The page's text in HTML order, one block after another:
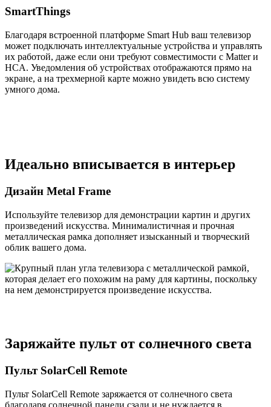
SmartThings
Благодаря встроенной платформе Smart Hub ваш телевизор
может подключать интеллектуальные устройства и управлять
их работой, даже если они требуют совместимости с Matter и
HCA. Уведомления об устройствах отображаются прямо на
экране, а на трехмерной карте можно увидеть всю систему
умного дома.
Идеально вписывается в интерьер
Дизайн Metal Frame
Используйте телевизор для демонстрации картин и других
произведений искусства. Минималистичная и прочная
металлическая рамка дополняет изысканный и творческий
облик вашего дома.
Заряжайте пульт от солнечного света
Пульт SolarCell Remote
Пульт SolarCell Remote заряжается от солнечного света
благодаря солнечной панели сзади и не нуждается в